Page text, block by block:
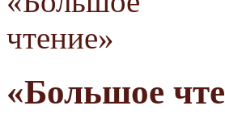
«Большое